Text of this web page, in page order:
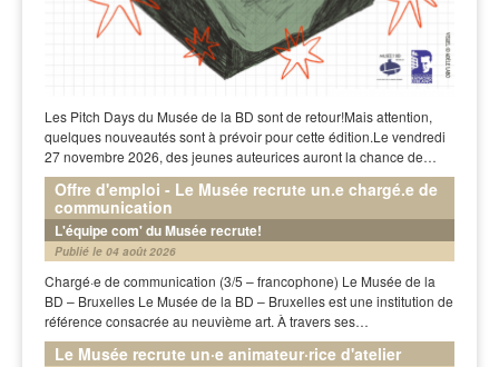
Les Pitch Days du Musée de la BD sont de retour!Mais attention,
quelques nouveautés sont à prévoir pour cette édition.Le vendredi
27 novembre 2026, des jeunes auteurices auront la chance de…
Offre d'emploi - Le Musée recrute un.e chargé.e de
communication
L'équipe com' du Musée recrute!
Publié le 04 août 2026
Chargé·e de communication (3/5 – francophone) Le Musée de la
BD – Bruxelles Le Musée de la BD – Bruxelles est une institution de
référence consacrée au neuvième art. À travers ses…
Le Musée recrute un·e animateur·rice d'atelier